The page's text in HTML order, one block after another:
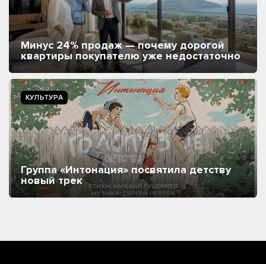
Минус 24% продаж — почему дорогой
квартиры покупателю уже недостаточно
КУЛЬТУРА
Группа «Интонация» посвятила детству
новый трек